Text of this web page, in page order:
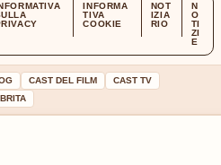
INFORMA
TIVA
COOKIE
NOT
IZIA
RIO
N
O
TI
ZI
E
CAST DEL FILM
CAST TV